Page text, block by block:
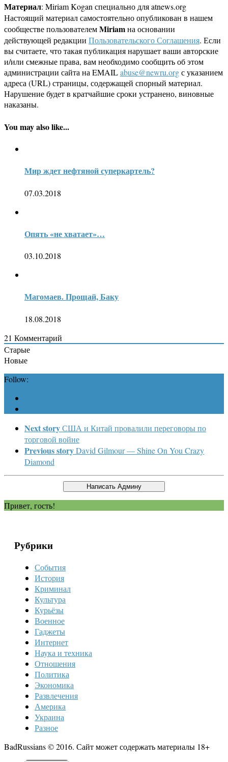
Материал: Miriam Kogan специально для atnews.org
Настоящий материал самостоятельно опубликован в нашем
сообществе пользователемMiriamна основании
действующей редакции Пользовательского Соглашения. Если
вы считаете, что такая публикация нарушает ваши авторские
и/или смежные права, вам необходимо сообщить об этом
администрации сайта на EMAILabuse@newru.orgс указанием
адреса (URL) страницы, содержащей спорный материал.
Нарушение будет в кратчайшие сроки устранено, виновные
наказаны.
You may also like...
Мир ждет нефтяной суперкартель?
07.03.2018
Опять «не хватает»…
03.10.2018
Магомаев. Прощай, Баку
18.08.2018
21 Комментарий
Старые
Новые
Follow:
Next storyСША и Китай провалили переговоры по
торговой войне
Previous storyDavid Gilmour — Shine On You Crazy
Diamond
Привет, гость!
Рубрики
События
История
Криминал
Культура
Курьёзы
Военное
Гаджеты
Интернет
Наука и техника
Отношения
Политика
Экономика
Развлечения
Америка
Украина
Разное
BadRussians © 2016. Сайт может содержать материалы 18+